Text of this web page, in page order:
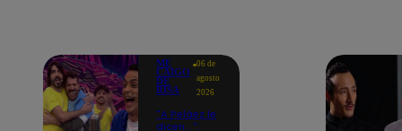
ME
CAIGO
DE
RISA
06 de
agosto
2026
"A Peláez le
dicen...":